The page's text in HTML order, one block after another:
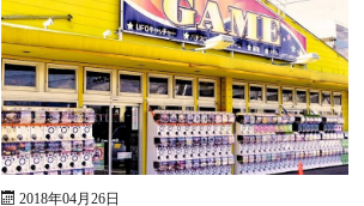
2018年04月26日